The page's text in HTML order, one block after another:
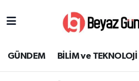
GÜNDEM BİLİM ve TEKNOLOJİ